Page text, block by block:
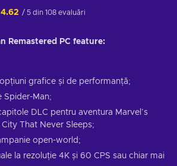
4.62 / 5 din 108 evaluări
Remastered PC feature:
grafice și de performanță;
Spider-Man;
DLC pentru aventura Marvel’s
That Never Sleeps;
open-world;
la rezoluție 4K și 60 CPS sau chiar mai